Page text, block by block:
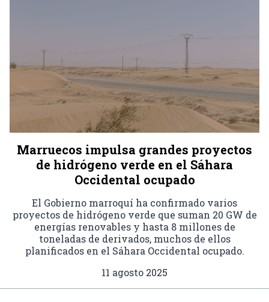
Marruecos impulsa grandes proyectos
de hidrógeno verde en el Sáhara
Occidental ocupado
El Gobierno marroquí ha confirmado varios
proyectos de hidrógeno verde que suman 20 GW de
energías renovables y hasta 8 millones de
toneladas de derivados, muchos de ellos
planificados en el Sáhara Occidental ocupado.
11 agosto 2025